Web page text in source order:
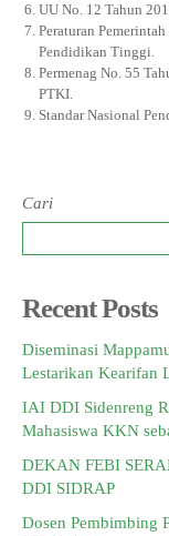
UU No. 12 Tahun
Peraturan
Pendidikan Tinggi.
Permenag No. 55
PTKI.
Standar Nasional
Cari
Recent Posts
Diseminasi
Lestarikan Kearifan
IAI DDI Sidenreng
Mahasiswa KKN
DEKAN FEBI
DDI SIDRAP
Dosen Pembimbing